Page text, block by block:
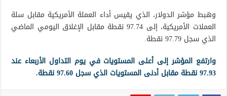
وهبط مؤشر الدولار، الذي يقيس أداء العملة الأمريكية مقابل سلة
العملات الأمريكية، إلى 97.74 نقطة مقابل الإغلاق اليومي الماضي
الذي سجل 97.79 نقطة.
وارتفع المؤشر إلى أعلى المستويات في يوم التداول الأربعاء عند
97.93 نقطة مقابل أدنى المستويات الذي سجل 97.60 نقطة.